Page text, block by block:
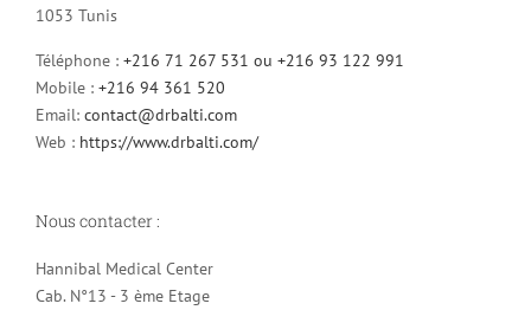
1053 Tunis
Téléphone : +216 71 267 531 ou +216 93 122 991
Mobile : +216 94 361 520
Email: contact@drbalti.com
Web : https://www.drbalti.com/
Nous contacter :
Hannibal Medical Center
Cab. N°13 - 3 ème Etage